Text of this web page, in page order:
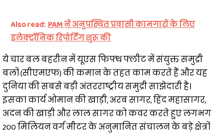
Also read: PAM ने अनुपस्थित प्रवासी कामगारों के लिए
इलेक्ट्रॉनिक रिपोर्टिंग शुरू की
ये चार बल बहरीन में यूएस फिफ्थ फ्लीट में संयुक्त समुद्री
बलों (सीएमएफ) की कमान के तहत काम करते हैं और यह
दुनिया की सबसे बड़ी अंतरराष्ट्रीय समुद्री साझेदारी है।
इसका कार्य ओमान की खाड़ी, अरब सागर, हिंद महासागर,
अदन की खाड़ी और लाल सागर को कवर करते हुए लगभग
200 मिलियन वर्ग मीटर के अनुमानित संचालन के बड़े क्षेत्रों